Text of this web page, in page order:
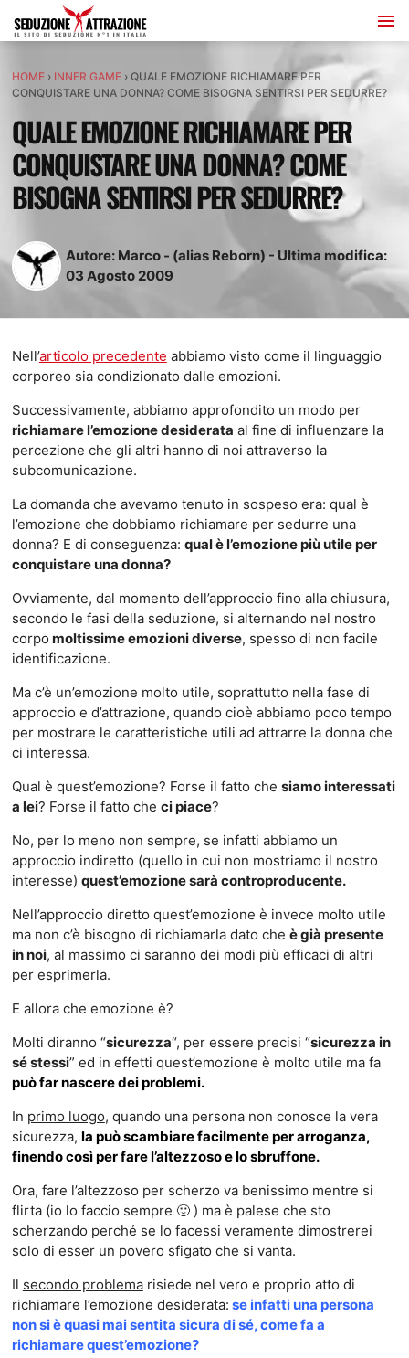
HOME› INNER GAME› QUALE EMOZIONE RICHIAMARE PER
CONQUISTARE UNA DONNA? COME BISOGNA SENTIRSI PER SEDURRE?
QUALE EMOZIONE RICHIAMARE PER
CONQUISTARE UNA DONNA? COME
BISOGNA SENTIRSI PER SEDURRE?
Autore: Marco - (alias Reborn) - Ultima modifica:
03 Agosto 2009
Nell’articolo precedente abbiamo visto come il linguaggio
corporeo sia condizionato dalle emozioni.
Successivamente, abbiamo approfondito un modo per
richiamare l’emozione desiderata al fine di influenzare la
percezione che gli altri hanno di noi attraverso la
subcomunicazione.
La domanda che avevamo tenuto in sospeso era: qual è
l’emozione che dobbiamo richiamare per sedurre una
donna? E di conseguenza: qual è l’emozione più utile per
conquistare una donna?
Ovviamente, dal momento dell’approccio fino alla chiusura,
secondo le fasi della seduzione, si alternando nel nostro
corpo moltissime emozioni diverse, spesso di non facile
identificazione.
Ma c’è un’emozione molto utile, soprattutto nella fase di
approccio e d’attrazione, quando cioè abbiamo poco tempo
per mostrare le caratteristiche utili ad attrarre la donna che
ci interessa.
Qual è quest’emozione? Forse il fatto che siamo interessati
a lei? Forse il fatto che ci piace?
No, per lo meno non sempre, se infatti abbiamo un
approccio indiretto (quello in cui non mostriamo il nostro
interesse) quest’emozione sarà controproducente.
Nell’approccio diretto quest’emozione è invece molto utile
ma non c’è bisogno di richiamarla dato che è già presente
in noi, al massimo ci saranno dei modi più efficaci di altri
per esprimerla.
E allora che emozione è?
Molti diranno “sicurezza“, per essere precisi “sicurezza in
sé stessi” ed in effetti quest’emozione è molto utile ma fa
può far nascere dei problemi.
In primo luogo, quando una persona non conosce la vera
sicurezza, la può scambiare facilmente per arroganza,
finendo così per fare l’altezzoso e lo sbruffone.
Ora, fare l’altezzoso per scherzo va benissimo mentre si
flirta (io lo faccio sempre 🙂 ) ma è palese che sto
scherzando perché se lo facessi veramente dimostrerei
solo di esser un povero sfigato che si vanta.
Il secondo problemarisiede nel vero e proprio atto di
richiamare l’emozione desiderata: se infatti una persona
non si è quasi mai sentita sicura di sé, come fa a
richiamare quest’emozione?